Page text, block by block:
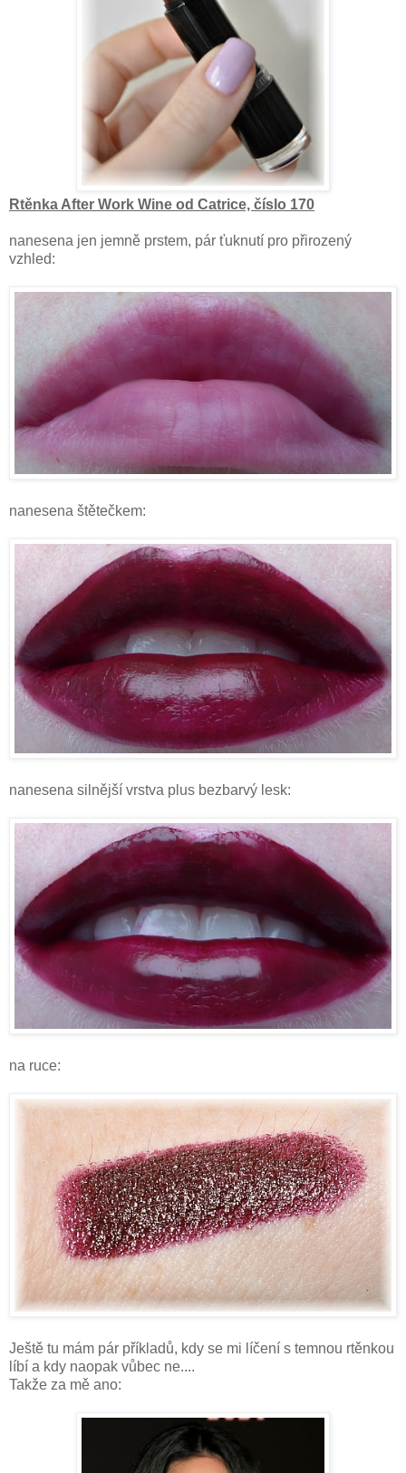
Rtěnka After Work Wine od Catrice, číslo 170
nanesena jen jemně prstem, pár ťuknutí pro přirozený
vzhled:
nanesena štětečkem:
nanesena silnější vrstva plus bezbarvý lesk:
na ruce:
Ještě tu mám pár příkladů, kdy se mi líčení s temnou rtěnkou
líbí a kdy naopak vůbec ne....
Takže za mě ano: